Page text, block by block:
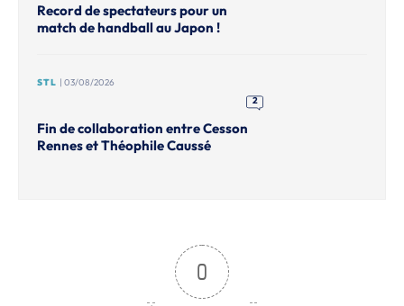
Record de spectateurs pour un
match de handball au Japon !
STL | 03/08/2026
2
Fin de collaboration entre Cesson
Rennes et Théophile Caussé
0